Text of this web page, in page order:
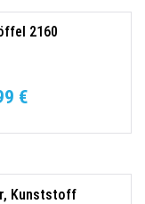
2160
€
Kunststoff